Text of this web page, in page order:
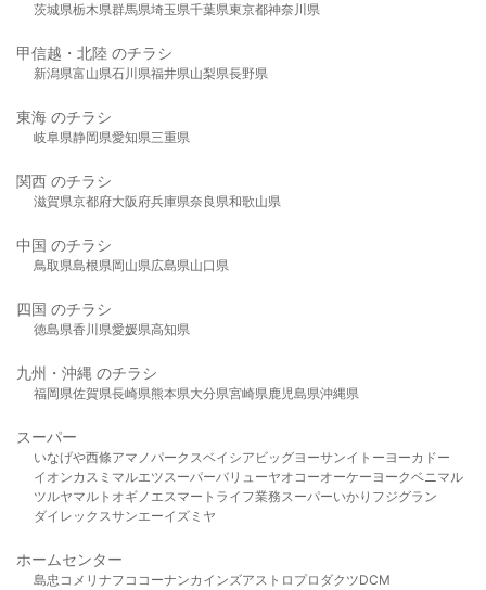
茨城県栃木県群馬県埼玉県千葉県東京都神奈川県
甲信越・北陸 のチラシ
新潟県富山県石川県福井県山梨県長野県
東海 のチラシ
岐阜県静岡県愛知県三重県
関西 のチラシ
滋賀県京都府大阪府兵庫県奈良県和歌山県
中国 のチラシ
鳥取県島根県岡山県広島県山口県
四国 のチラシ
徳島県香川県愛媛県高知県
九州・沖縄 のチラシ
福岡県佐賀県長崎県熊本県大分県宮崎県鹿児島県沖縄県
スーパー
いなげや西條アマノパークスベイシア ビッグヨーサンイトーヨーカドー
イオンカスミ マルエツスーパーバリューヤオコーオーケー ヨークベニマル
ツルヤマルト オギノ エスマート ライフ業務スーパーいかり フジグラン
ダイレックスサンエーイズミヤ
ホームセンター
島忠 コメリ ナフコ コーナンカインズアストロプロダクツDCM